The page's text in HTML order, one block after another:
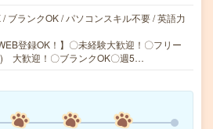
ブランクOK / パソコンスキル不要 / 英語力
登録OK！】〇未経験大歓迎！〇フリー
) 大歓迎！〇ブランクOK〇週5…